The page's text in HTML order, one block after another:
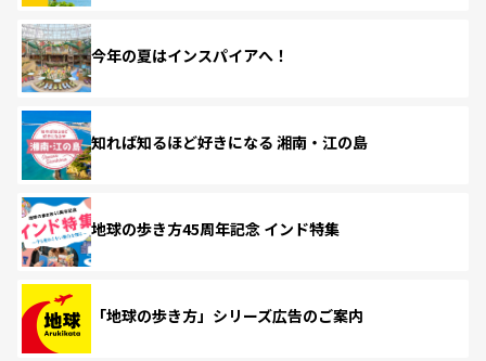
今年の夏はインスパイアへ！
知れば知るほど好きになる 湘南・江の島
地球の歩き方45周年記念 インド特集
「地球の歩き方」シリーズ広告のご案内